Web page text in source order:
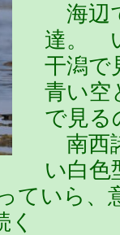
海辺
達。
干潟で
青い空
で見る
南西
い白
ていら、